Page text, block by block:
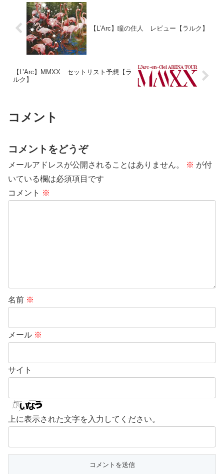
【L’Arc】瞳の住人 レビュー【ラルク】
【L’Arc】MMXX セットリスト予想【ラ
ルク】
コメント
コメントをどうぞ
メールアドレスが公開されることはありません。 ※ が付
いている欄は必須項目です
コメント ※
名前 ※
メール ※
サイト
上に表示された文字を入力してください。